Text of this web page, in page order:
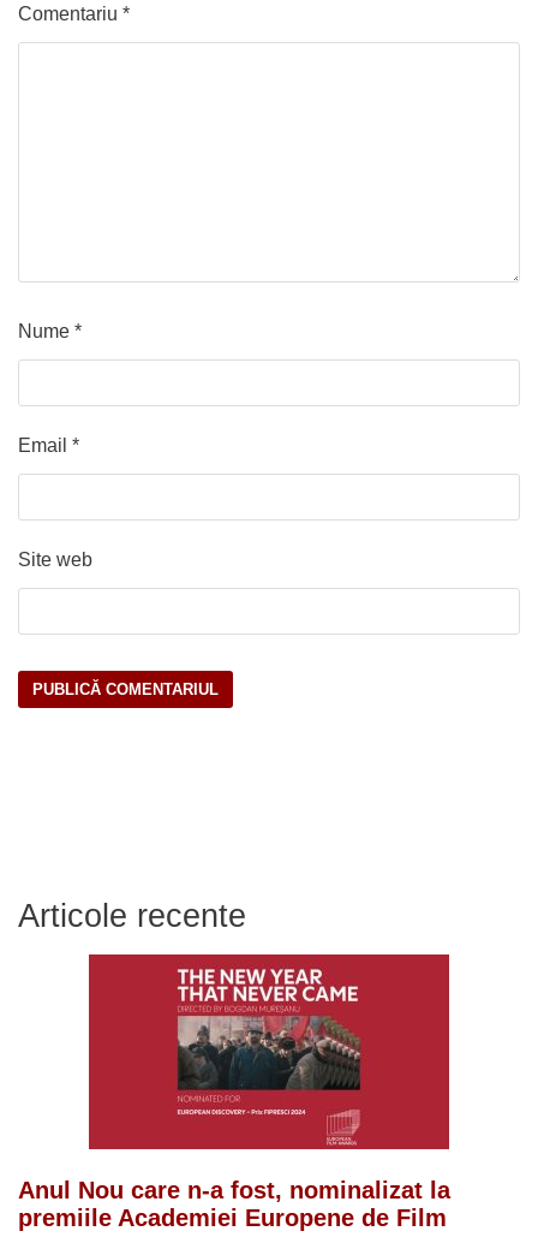
Comentariu *
Nume *
Email *
Site web
Articole recente
Anul Nou care n-a fost, nominalizat la
premiile Academiei Europene de Film